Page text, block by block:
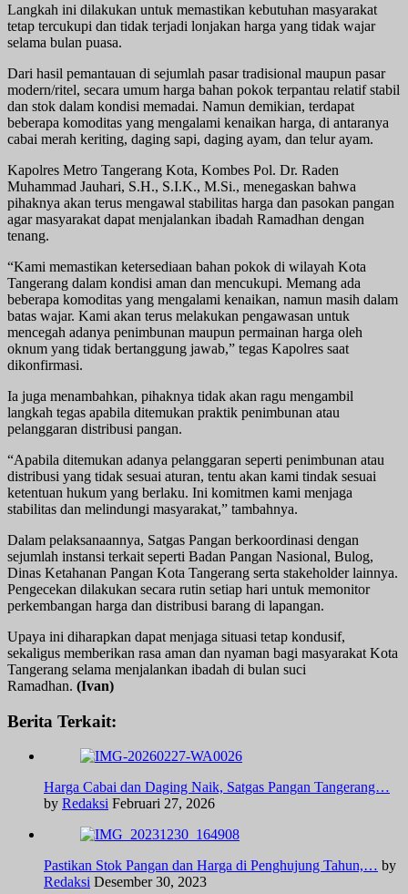
Langkah ini dilakukan untuk memastikan kebutuhan masyarakat
tetap tercukupi dan tidak terjadi lonjakan harga yang tidak wajar
selama bulan puasa.
Dari hasil pemantauan di sejumlah pasar tradisional maupun pasar
modern/ritel, secara umum harga bahan pokok terpantau relatif stabil
dan stok dalam kondisi memadai. Namun demikian, terdapat
beberapa komoditas yang mengalami kenaikan harga, di antaranya
cabai merah keriting, daging sapi, daging ayam, dan telur ayam.
Kapolres Metro Tangerang Kota, Kombes Pol. Dr. Raden
Muhammad Jauhari, S.H., S.I.K., M.Si., menegaskan bahwa
pihaknya akan terus mengawal stabilitas harga dan pasokan pangan
agar masyarakat dapat menjalankan ibadah Ramadhan dengan
tenang.
“Kami memastikan ketersediaan bahan pokok di wilayah Kota
Tangerang dalam kondisi aman dan mencukupi. Memang ada
beberapa komoditas yang mengalami kenaikan, namun masih dalam
batas wajar. Kami akan terus melakukan pengawasan untuk
mencegah adanya penimbunan maupun permainan harga oleh
oknum yang tidak bertanggung jawab,” tegas Kapolres saat
dikonfirmasi.
Ia juga menambahkan, pihaknya tidak akan ragu mengambil
langkah tegas apabila ditemukan praktik penimbunan atau
pelanggaran distribusi pangan.
“Apabila ditemukan adanya pelanggaran seperti penimbunan atau
distribusi yang tidak sesuai aturan, tentu akan kami tindak sesuai
ketentuan hukum yang berlaku. Ini komitmen kami menjaga
stabilitas dan melindungi masyarakat,” tambahnya.
Dalam pelaksanaannya, Satgas Pangan berkoordinasi dengan
sejumlah instansi terkait seperti Badan Pangan Nasional, Bulog,
Dinas Ketahanan Pangan Kota Tangerang serta stakeholder lainnya.
Pengecekan dilakukan secara rutin setiap hari untuk memonitor
perkembangan harga dan distribusi barang di lapangan.
Upaya ini diharapkan dapat menjaga situasi tetap kondusif,
sekaligus memberikan rasa aman dan nyaman bagi masyarakat Kota
Tangerang selama menjalankan ibadah di bulan suci
Ramadhan. (Ivan)
Berita Terkait:
Harga Cabai dan Daging Naik, Satgas Pangan Tangerang…
by Redaksi Februari 27, 2026
Pastikan Stok Pangan dan Harga di Penghujung Tahun,… by
Redaksi Desember 30, 2023